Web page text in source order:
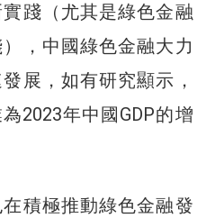
踐（尤其是綠色金融
，中國綠色金融大力
展，如有研究顯示，
2023年中國GDP的增
積極推動綠色金融發